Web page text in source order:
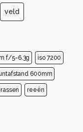
veld
f/5-6.3g iso 7200
600mm
reeën